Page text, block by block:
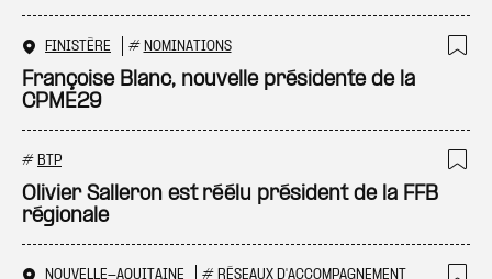
FINISTÈRE # NOMINATIONS
Françoise Blanc, nouvelle présidente de la
CPME29
# BTP
Olivier Salleron est réélu président de la FFB
régionale
NOUVELLE-AQUITAINE # RÉSEAUX D'ACCOMPAGNEMENT